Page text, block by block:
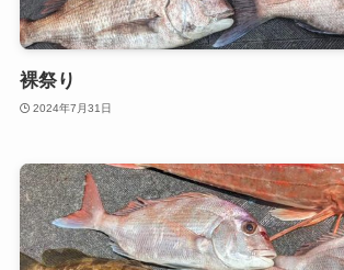
裸祭り
2024年7月31日